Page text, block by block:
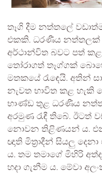
තෑගි දීම නත්තලේ
එකකි. ධරණීය නත්තලක්
අර්ථාන්විත බවට පත්
තෝරාගත් තෑග්ගක්
මතකයේ රැඳෙයි. අතින්
නැවත භාවිත කළ හැකි
භාණ්ඩ තුළ ධරණීය
අරමුණ රැඳී තිබේ. ඊටත්
නොවන තිළිණයන් ය.
ඥාති මිත්‍රාදීන් සියලු
ය. තම තමාගේ මිහිරි
හදා ගැනීම ය. මේවා